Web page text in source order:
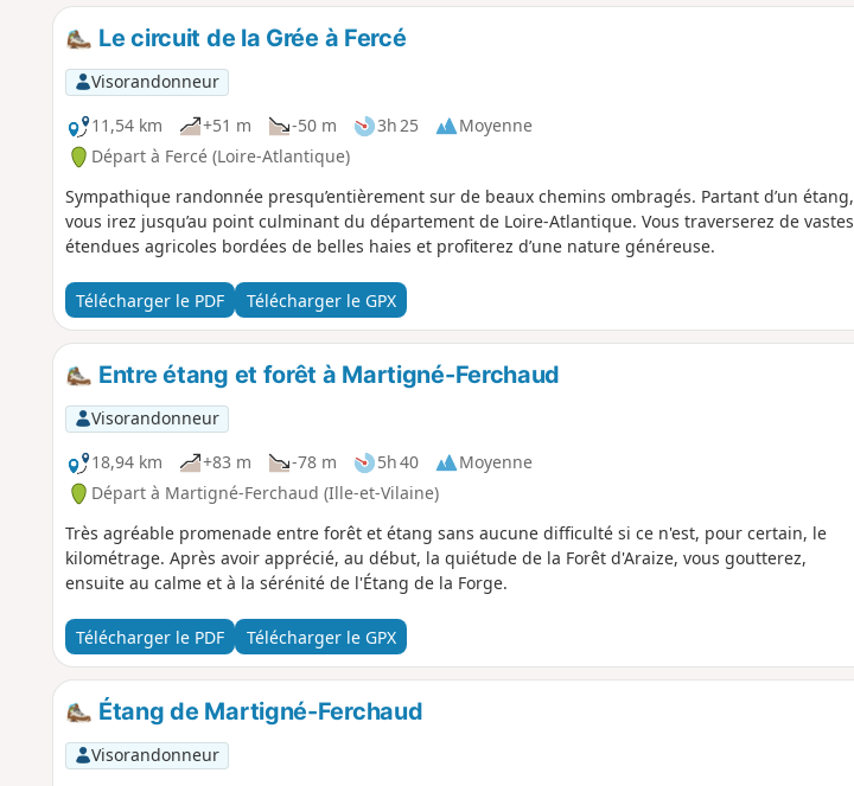
Le circuit de la Grée à Fercé
Visorandonneur
11,54 km
+51 m -50 m 3h 25
Moyenne
Départ à Fercé (Loire-Atlantique)
Sympathique randonnée presqu’entièrement sur de beaux chemins ombragés. Partant d’un étang,
vous irez jusqu’au point culminant du département de Loire-Atlantique. Vous traverserez de vastes
étendues agricoles bordées de belles haies et profiterez d’une nature généreuse.
Télécharger le PDF Télécharger le GPX
Entre étang et forêt à Martigné-Ferchaud
Visorandonneur
18,94 km
+83 m -78 m 5h 40
Moyenne
Départ à Martigné-Ferchaud (Ille-et-Vilaine)
Très agréable promenade entre forêt et étang sans aucune difficulté si ce n'est, pour certain, le
kilométrage. Après avoir apprécié, au début, la quiétude de la Forêt d'Araize, vous goutterez,
ensuite au calme et à la sérénité de l'Étang de la Forge.
Télécharger le PDF Télécharger le GPX
Étang de Martigné-Ferchaud
Visorandonneur